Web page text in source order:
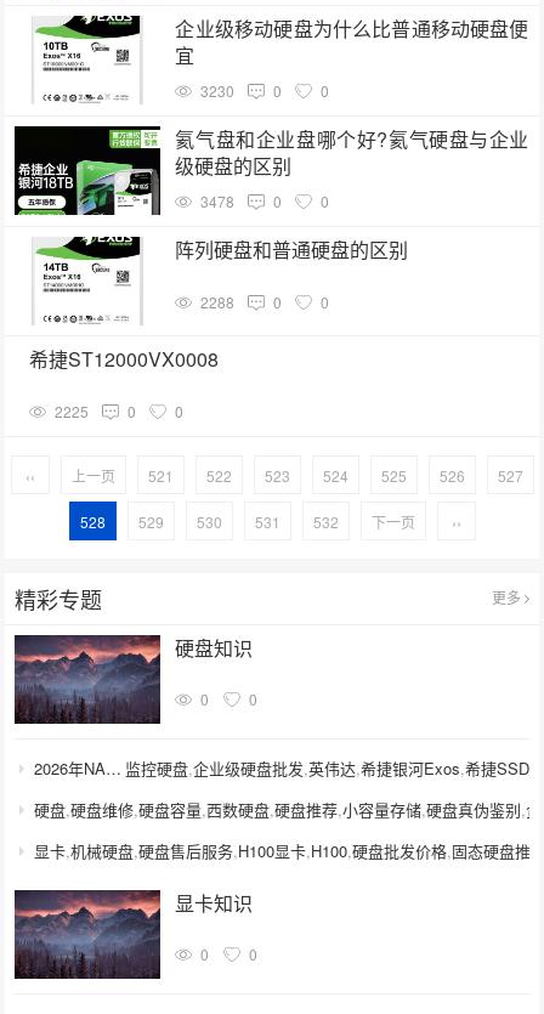
企业级移动硬盘为什么比普通移动硬盘便
宜
3230 0 0
氦气盘和企业盘哪个好?氦气硬盘与企业
级硬盘的区别
3478 0 0
阵列硬盘和普通硬盘的区别
2288 0 0
希捷ST12000VX0008
2225 0 0
‹‹ 上一页 521 522 523 524 525 526 527
528 529 530 531 532 下一页 ››
精彩专题 更多
硬盘知识
0 0
2026年NAS本地磁盘映射怎么设置？企业数据访问速度如何提升？ 监控硬盘,企业级硬盘批发,英伟达,希捷银河Exos,希捷SSD
NAS存储哪个牌子更靠谱？2026年企业级硬盘怎么选才不踩坑？
硬盘,硬盘维修,硬盘容量,西数硬盘,硬盘推荐,小容量存储,硬盘真伪鉴别,
2026年5月DELL服务器RAID新增硬盘怎么操作？扩容步骤与兼容性避坑
显卡,机械硬盘,硬盘售后服务,H100显卡,H100,硬盘批发价格,固态硬盘推
显卡知识
0 0